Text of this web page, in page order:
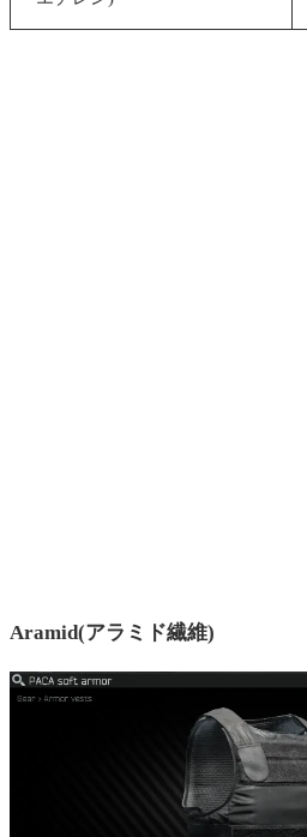
Aramid(アラミド繊維)